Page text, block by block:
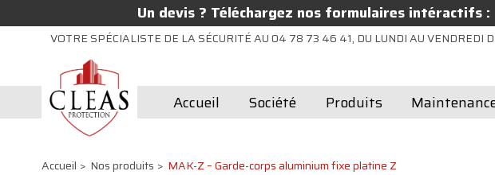
Un devis ? Téléchargez nos formulaires intéractifs :
VOTRE SPÉCIALISTE DE LA SÉCURITÉ AU 04 78 73 46 41, DU LUNDI AU VENDREDI
Accueil Société Produits
Accueil Nos produits MAK-Z – Garde-corps aluminium fixe platine Z